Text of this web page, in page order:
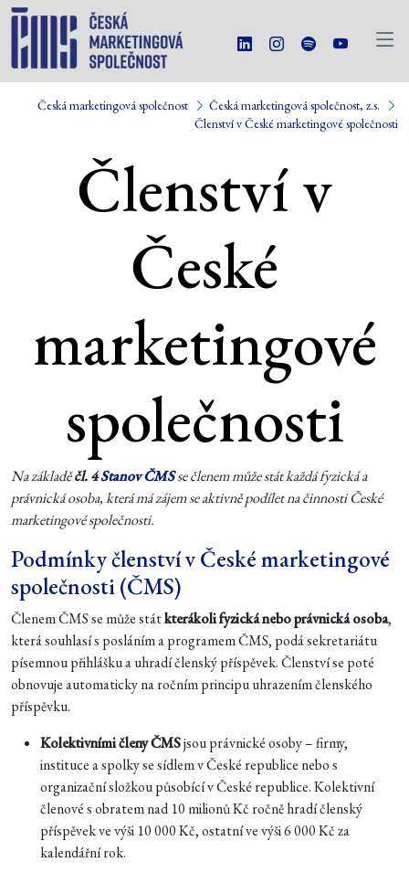
Česká marketingová společnost
Česká marketingová společnost, z.s.
Členství v České marketingové společnosti
Členství v
České
marketingové
společnosti
Na základěčl. 4Stanov ČMSse členem může stát každá fyzická a
právnická osoba, která má zájem se aktivně podílet na činnosti České
marketingové společnosti.
Podmínky členství v České marketingové
společnosti (ČMS)
Členem ČMS se může státkterákoli fyzická nebo právnická osoba,
která souhlasí s posláním a programem ČMS, podá sekretariátu
písemnou přihlášku a uhradí členský příspěvek. Členství se poté
obnovuje automaticky na ročním principu uhrazením členského
příspěvku.
Kolektivními členy ČMSjsou právnické osoby – firmy,
instituce a spolky se sídlem v České republice nebo s
organizační složkou působící v České republice. Kolektivní
členové s obratem nad 10 milionů Kč ročně hradí členský
příspěvek ve výši 10 000 Kč, ostatní ve výši 6 000 Kč za
kalendářní rok.